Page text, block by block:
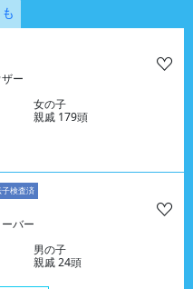
ー
女の子
親戚 179頭
検査済
バー
男の子
親戚 24頭